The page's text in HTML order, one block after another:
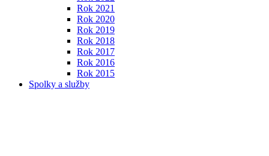
Rok 2021
Rok 2020
Rok 2019
Rok 2018
Rok 2017
Rok 2016
Rok 2015
Spolky a služby